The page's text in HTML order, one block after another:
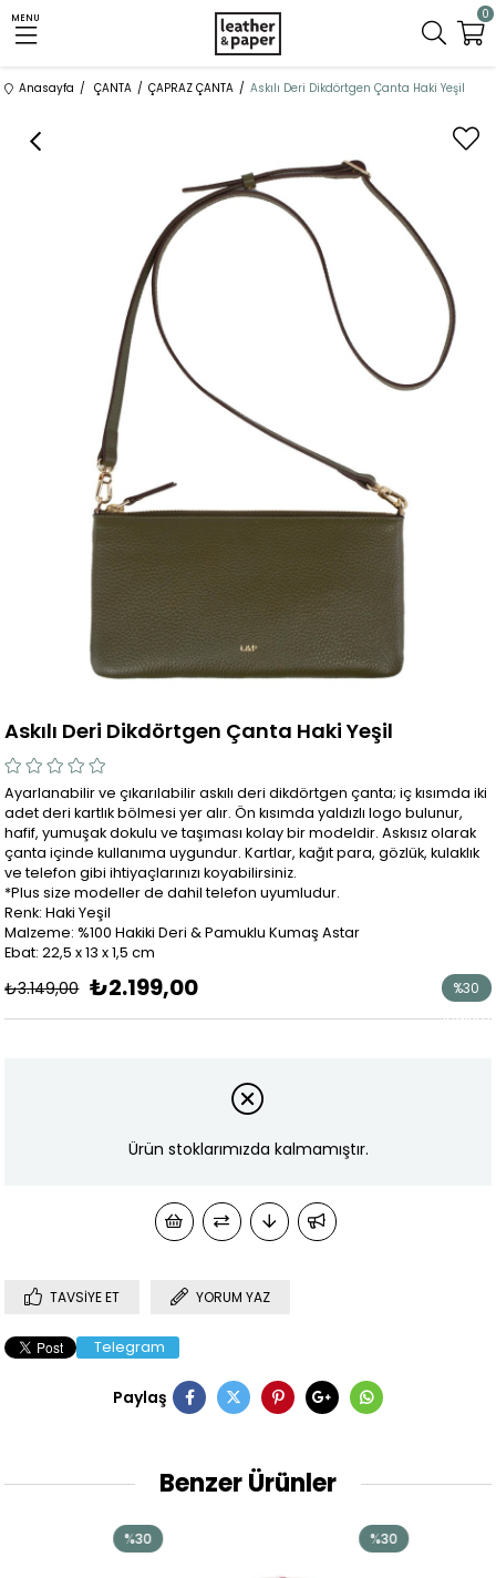
MENU 0
Anasayfa ÇANTA ÇAPRAZ ÇANTA Askılı Deri Dikdörtgen Çanta Haki Yeşil
Askılı Deri Dikdörtgen Çanta Haki Yeşil
Ayarlanabilir ve çıkarılabilir askılı deri dikdörtgen çanta; iç kısımda iki
adet deri kartlık bölmesi yer alır. Ön kısımda yaldızlı logo bulunur,
hafif, yumuşak dokulu ve taşıması kolay bir modeldir. Askısız olarak
çanta içinde kullanıma uygundur. Kartlar, kağıt para, gözlük, kulaklık
ve telefon gibi ihtiyaçlarınızı koyabilirsiniz.
*Plus size modeller de dahil telefon uyumludur.
Renk: Haki Yeşil
Malzeme: %100 Hakiki Deri & Pamuklu Kumaş Astar
Ebat: 22,5 x 13 x 1,5 cm
₺3.149,00 ₺2.199,00 %30
İndirim
Ürün stoklarımızda kalmamıştır.
TAVSIYE ET YORUM YAZ
Telegram
Paylaş
Benzer Ürünler